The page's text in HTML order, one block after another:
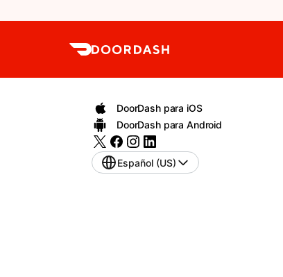
DoorDash para iOS
DoorDash para Android
Español (US)